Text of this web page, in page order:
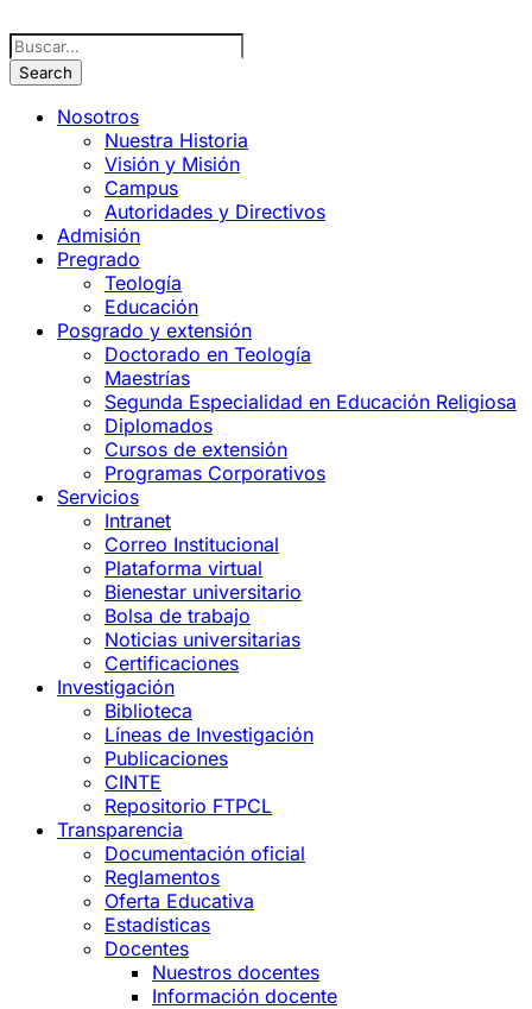
Nosotros
Nuestra Historia
Visión y Misión
Campus
Autoridades y Directivos
Admisión
Pregrado
Teología
Educación
Posgrado y extensión
Doctorado en Teología
Maestrías
Segunda Especialidad en Educación Religiosa
Diplomados
Cursos de extensión
Programas Corporativos
Servicios
Intranet
Correo Institucional
Plataforma virtual
Bienestar universitario
Bolsa de trabajo
Noticias universitarias
Certificaciones
Investigación
Biblioteca
Líneas de Investigación
Publicaciones
CINTE
Repositorio FTPCL
Transparencia
Documentación oficial
Reglamentos
Oferta Educativa
Estadísticas
Docentes
Nuestros docentes
Información docente